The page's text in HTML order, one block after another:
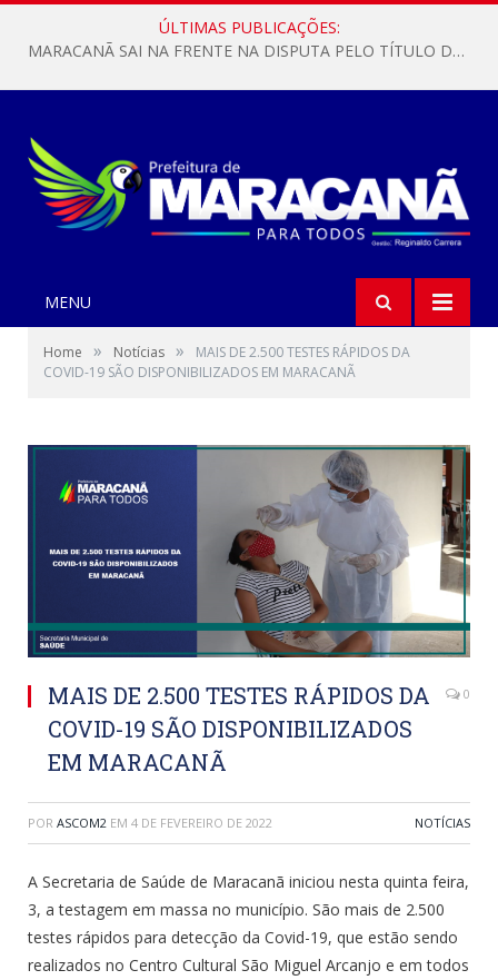
ÚLTIMAS PUBLICAÇÕES:
MARACANÃ SAI NA FRENTE NA DISPUTA PELO TÍTULO DA COPA PARÁ SUB-17!
MENU
Home » Notícias »
MAIS DE 2.500 TESTES RÁPIDOS DA
COVID-19 SÃO DISPONIBILIZADOS EM MARACANÃ
MAIS DE 2.500 TESTES RÁPIDOS DA
COVID-19 SÃO DISPONIBILIZADOS
EM MARACANÃ
0
POR ASCOM2 EM 4 DE FEVEREIRO DE 2022 NOTÍCIAS
A Secretaria de Saúde de Maracanã iniciou nesta quinta feira,
3, a testagem em massa no município. São mais de 2.500
testes rápidos para detecção da Covid-19, que estão sendo
realizados no Centro Cultural São Miguel Arcanjo e em todos